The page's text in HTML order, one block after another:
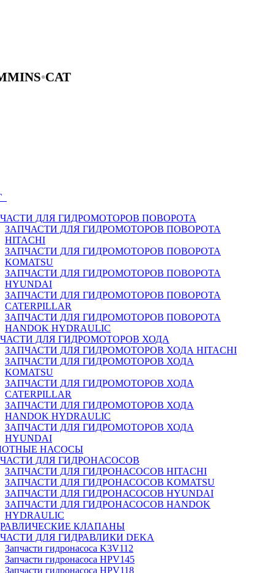
•CAT
ДЛЯ ГИДРОМОТОРОВ ПОВОРОТА
ЗАПЧАСТИ ДЛЯ ГИДРОМОТОРОВ ПОВОРОТА
HITACHI
ЗАПЧАСТИ ДЛЯ ГИДРОМОТОРОВ ПОВОРОТА
KOMATSU
ЗАПЧАСТИ ДЛЯ ГИДРОМОТОРОВ ПОВОРОТА
HYUNDAI
ЗАПЧАСТИ ДЛЯ ГИДРОМОТОРОВ ПОВОРОТА
CATERPILLAR
ЗАПЧАСТИ ДЛЯ ГИДРОМОТОРОВ ПОВОРОТА
HANDOK HYDRAULIC
ДЛЯ ГИДРОМОТОРОВ ХОДА
ЗАПЧАСТИ ДЛЯ ГИДРОМОТОРОВ ХОДА HITACHI
ЗАПЧАСТИ ДЛЯ ГИДРОМОТОРОВ ХОДА
KOMATSU
ЗАПЧАСТИ ДЛЯ ГИДРОМОТОРОВ ХОДА
CATERPILLAR
ЗАПЧАСТИ ДЛЯ ГИДРОМОТОРОВ ХОДА
HANDOK HYDRAULIC
ЗАПЧАСТИ ДЛЯ ГИДРОМОТОРОВ ХОДА
HYUNDAI
НАСОСЫ
ДЛЯ ГИДРОНАСОСОВ
ЗАПЧАСТИ ДЛЯ ГИДРОНАСОСОВ HITACHI
ЗАПЧАСТИ ДЛЯ ГИДРОНАСОСОВ KOMATSU
ЗАПЧАСТИ ДЛЯ ГИДРОНАСОСОВ HYUNDAI
ЗАПЧАСТИ ДЛЯ ГИДРОНАСОСОВ HANDOK
HYDRAULIC
КЛАПАНЫ
ДЛЯ ГИДРАВЛИКИ DEKA
Запчасти гидронасоса K3V112
Запчасти гидронасоса HPV145
Запчасти гидронасоса HPV118